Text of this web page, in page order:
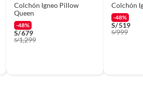
Colchón Igneo Pillow
Queen
-48%
S/679
S/1,299
Colchón
-48%
S/519
S/999